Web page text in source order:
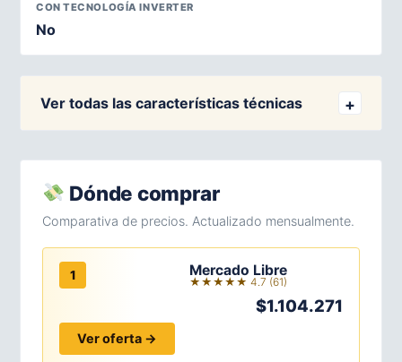
CON TECNOLOGÍA INVERTER
No
Ver todas las características técnicas
Dónde comprar
Comparativa de precios. Actualizado mensualmente.
1 Mercado Libre
★★★★★ 4.7 (61)
$1.104.271
Ver oferta →